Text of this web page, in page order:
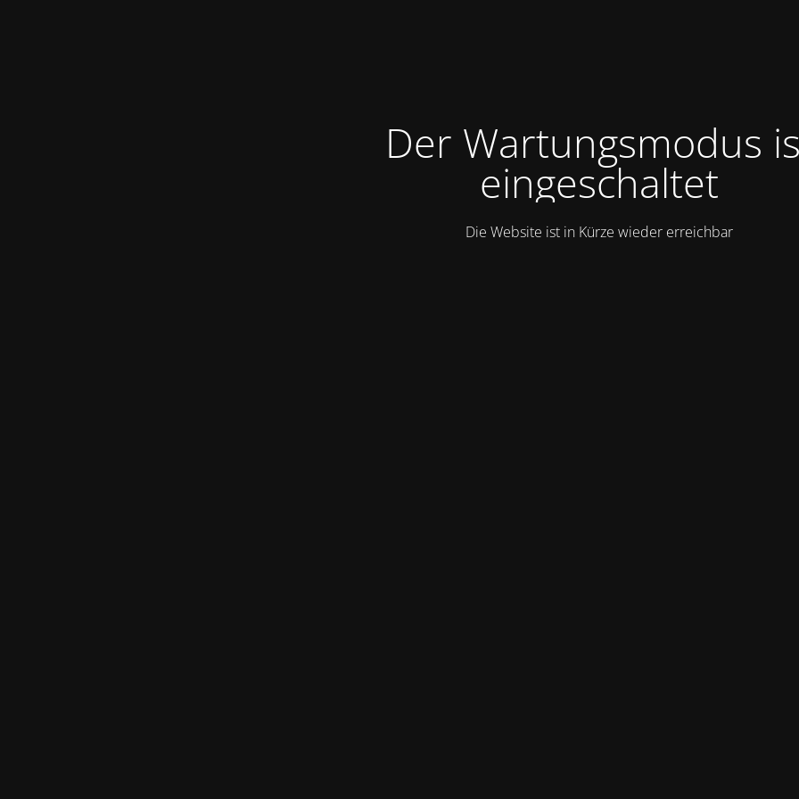
Der Wartungsmodus
eingeschaltet
Die Website ist in Kürze wieder erreichbar